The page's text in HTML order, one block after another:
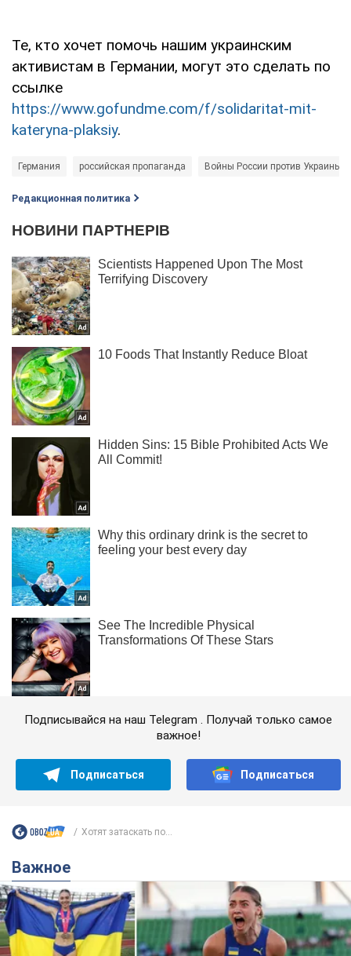
Те, кто хочет помочь нашим украинским
активистам в Германии, могут это сделать по
ссылке
https://www.gofundme.com/f/solidaritat-mit-
kateryna-plaksiy.
Германия российская пропаганда Войны России против Украины
Редакционная политика
Подписывайся на наш Telegram . Получай только самое
важное!
Подписаться Подписаться
Хотят затаскать по...
Важное